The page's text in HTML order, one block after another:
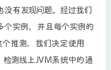
有发现问题。经过我们
实例，并且每个实例的
推测，我们决定使用
测线上JVM系统中的通